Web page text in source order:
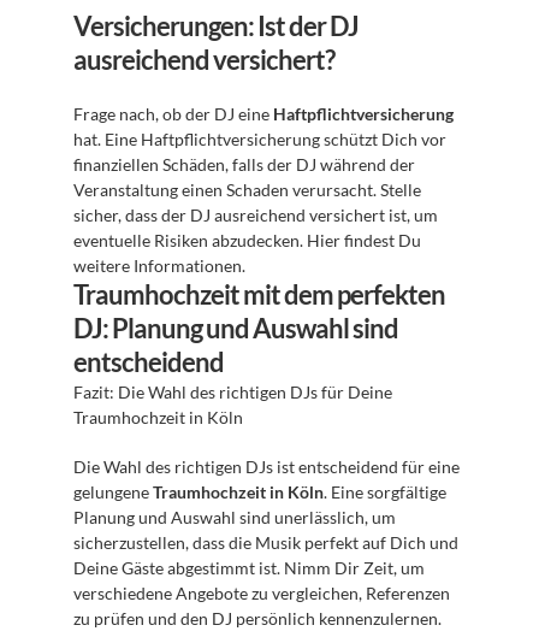
Versicherungen: Ist der DJ
ausreichend versichert?
Frage nach, ob der DJ eine Haftpflichtversicherung
hat. Eine Haftpflichtversicherung schützt Dich vor
finanziellen Schäden, falls der DJ während der
Veranstaltung einen Schaden verursacht. Stelle
sicher, dass der DJ ausreichend versichert ist, um
eventuelle Risiken abzudecken. Hier findest Du
weitere Informationen.
Traumhochzeit mit dem perfekten
DJ: Planung und Auswahl sind
entscheidend
Fazit: Die Wahl des richtigen DJs für Deine
Traumhochzeit in Köln
Die Wahl des richtigen DJs ist entscheidend für eine
gelungene Traumhochzeit in Köln. Eine sorgfältige
Planung und Auswahl sind unerlässlich, um
sicherzustellen, dass die Musik perfekt auf Dich und
Deine Gäste abgestimmt ist. Nimm Dir Zeit, um
verschiedene Angebote zu vergleichen, Referenzen
zu prüfen und den DJ persönlich kennenzulernen.